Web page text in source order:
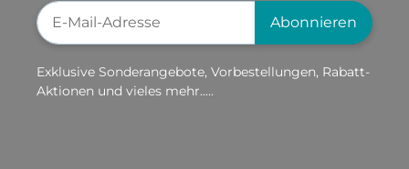
Newsletter-Registrierung
Abonnieren
Exklusive Sonderangebote, Vorbestellungen, Rabatt-
Aktionen und vieles mehr.....